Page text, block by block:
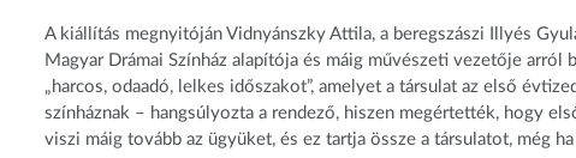
A kiállítás megnyitóján Vidnyánszky Attila, a beregszászi Illyés
Magyar Drámai Színház alapítója és máig művészeti vezetője
„harcos, odaadó, lelkes időszakot”, amelyet a társulat az első
színháznak – hangsúlyozta a rendező, hiszen megértették, hogy
viszi máig tovább az ügyüket, és ez tartja össze a társulatot, még